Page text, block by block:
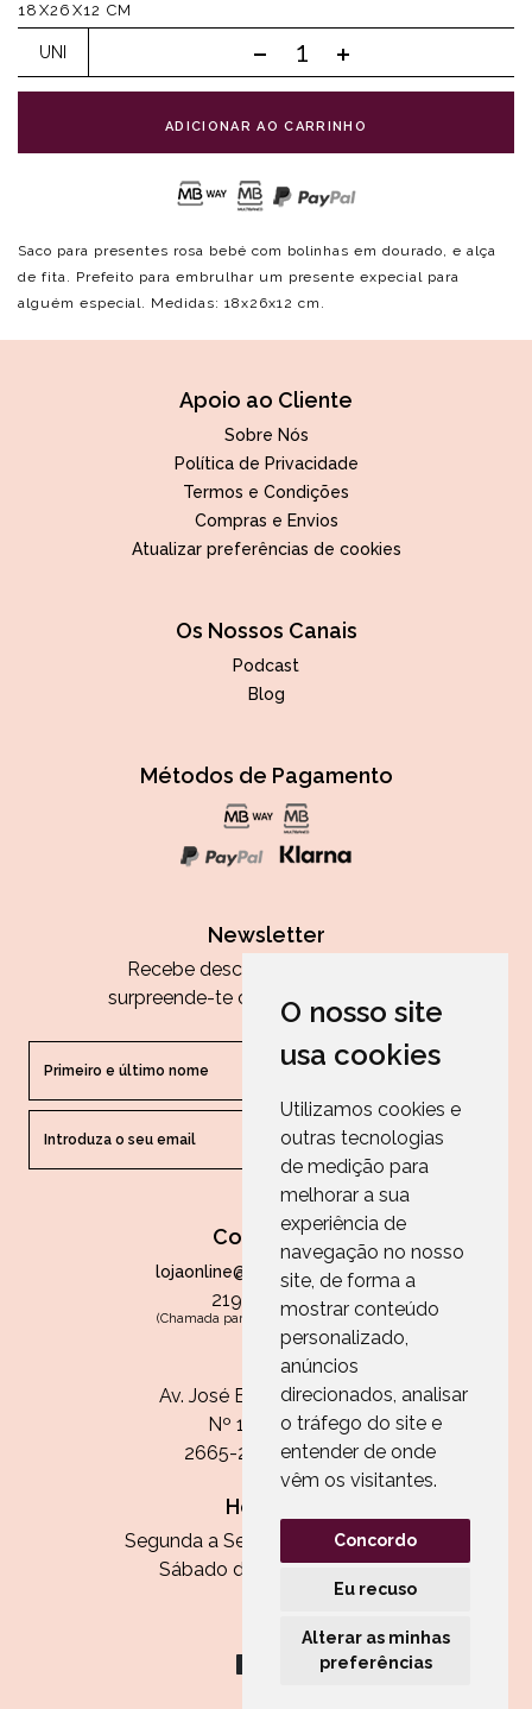
O nosso site
usa cookies
Utilizamos cookies e
outras tecnologias
de medição para
melhorar a sua
experiência de
navegação no nosso
site, de forma a
mostrar conteúdo
personalizado,
anúncios
direcionados, analisar
o tráfego do site e
entender de onde
vêm os visitantes.
Concordo
Eu recuso
Alterar as minhas
preferências
18X26X12 CM
UNI
ADICIONAR AO CARRINHO
Saco para presentes rosa bebé com bolinhas em dourado, e alça
de fita. Prefeito para embrulhar um presente expecial para
alguém especial. Medidas: 18x26x12 cm.
Apoio ao Cliente
Sobre Nós
Política de Privacidade
Termos e Condições
Compras e Envios
Atualizar preferências de cookies
Os Nossos Canais
Podcast
Blog
Métodos de Pagamento
Newsletter
Recebe descontos exclusivos e
surpreende-te com as nossas dicas.
ENVIAR
Contactos
lojaonline@paperandarts.pt
219 862 836
(Chamada para a rede fixa nacional)
Loja
Av. José Batista Antunes
Nº 11, Loja 10
2665-236 Malveira
Horário:
Segunda a Sexta das 13h às 20h
Sábado das 9h30 às 13h